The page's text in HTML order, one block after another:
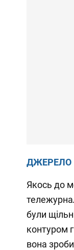
ДЖЕРЕЛО
Якось до
були
контуром
вона